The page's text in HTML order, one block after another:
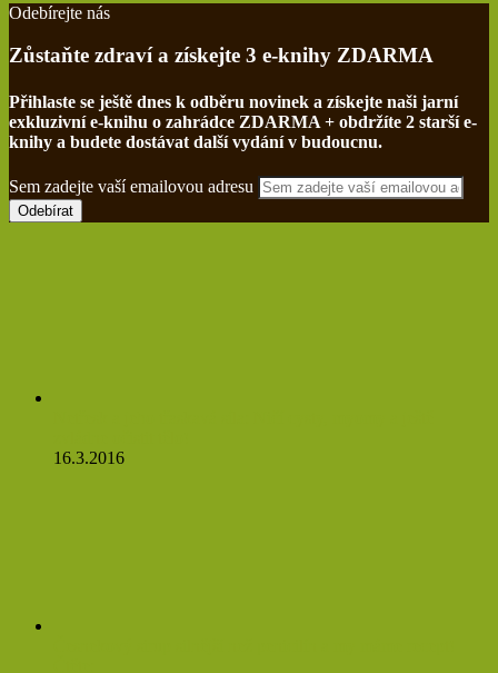
Odebírejte nás
Zůstaňte zdraví a získejte 3 e-knihy ZDARMA
Přihlaste se ještě dnes k odběru novinek a získejte naši jarní
exkluzivní e-knihu o zahrádce ZDARMA + obdržíte 2 starší e-
knihy a budete dostávat další vydání v budoucnu.
Sem zadejte vaší emailovou adresu
16.3.2016